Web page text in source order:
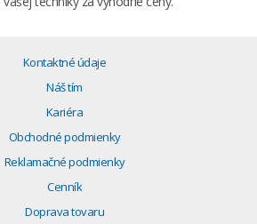
Kontaktné údaje
Náš tím
Kariéra
Obchodné podmienky
Reklamačné podmienky
Cenník
Doprava tovaru